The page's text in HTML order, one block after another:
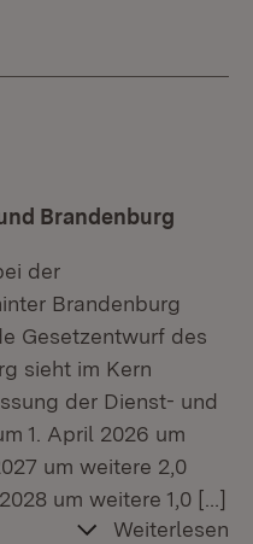
Brandenburg
der
Brandenburg
Gesetzentwurf des
sieht im Kern
der Dienst- und
1. April 2026 um
um weitere 2,0
um weitere 1,0 […]
Weiterlesen